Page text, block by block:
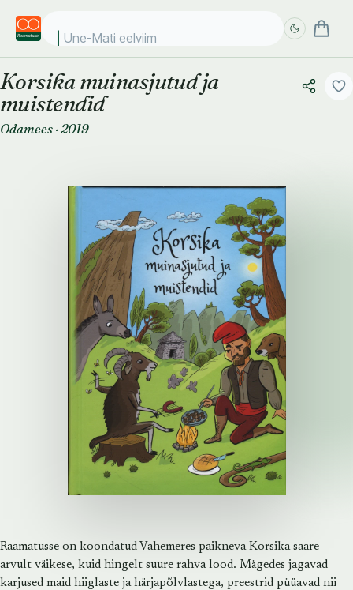
Une-Mati eelviimas
Korsika muinasjutud ja
muistendid
Odamees ·2019
Raamatusse on koondatud Vahemeres paikneva Korsika saare
arvult väikese, kuid hingelt suure rahva lood. Mägedes jagavad
karjused maid hiiglaste ja härjapõlvlastega, preestrid püüavad nii